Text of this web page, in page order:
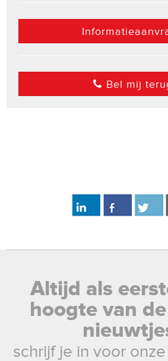
Bel mij
Altijd als
hoogte van
schrijf je in voor